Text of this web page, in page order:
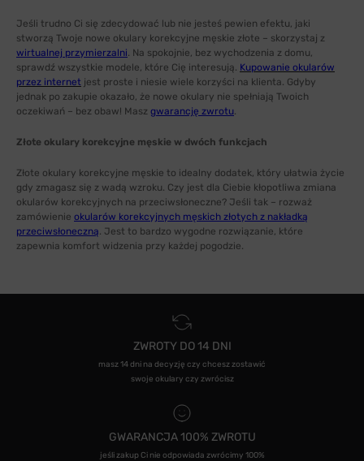
Jeśli trudno Ci się zdecydować lub nie jesteś pewien efektu, jaki
stworzą Twoje nowe okulary korekcyjne męskie złote – skorzystaj z
wirtualnej przymierzalni. Na spokojnie, bez wychodzenia z domu,
sprawdź wszystkie modele, które Cię interesują. Kupowanie okularów
przez internet jest proste i niesie wiele korzyści na klienta. Gdyby
jednak po zakupie okazało, że nowe okulary nie spełniają Twoich
oczekiwań – bez obaw! Masz gwarancję zwrotu.
Złote okulary korekcyjne męskie w dwóch funkcjach
Złote okulary korekcyjne męskie to idealny dodatek, który ułatwia życie
gdy zmagasz się z wadą wzroku. Czy jest dla Ciebie kłopotliwa zmiana
okularów korekcyjnych na przeciwsłoneczne? Jeśli tak – rozważ
zamówienie okularów korekcyjnych męskich złotych z nakładką
przeciwsłoneczną. Jest to bardzo wygodne rozwiązanie, które
zapewnia komfort widzenia przy każdej pogodzie.
ZWROTY DO 14 DNI
masz 14 dni na decyzję czy chcesz zostawić
swoje okulary czy zwrócisz
GWARANCJA 100% ZWROTU
jeśli zakup Ci nie odpowiada zwrócimy 100%